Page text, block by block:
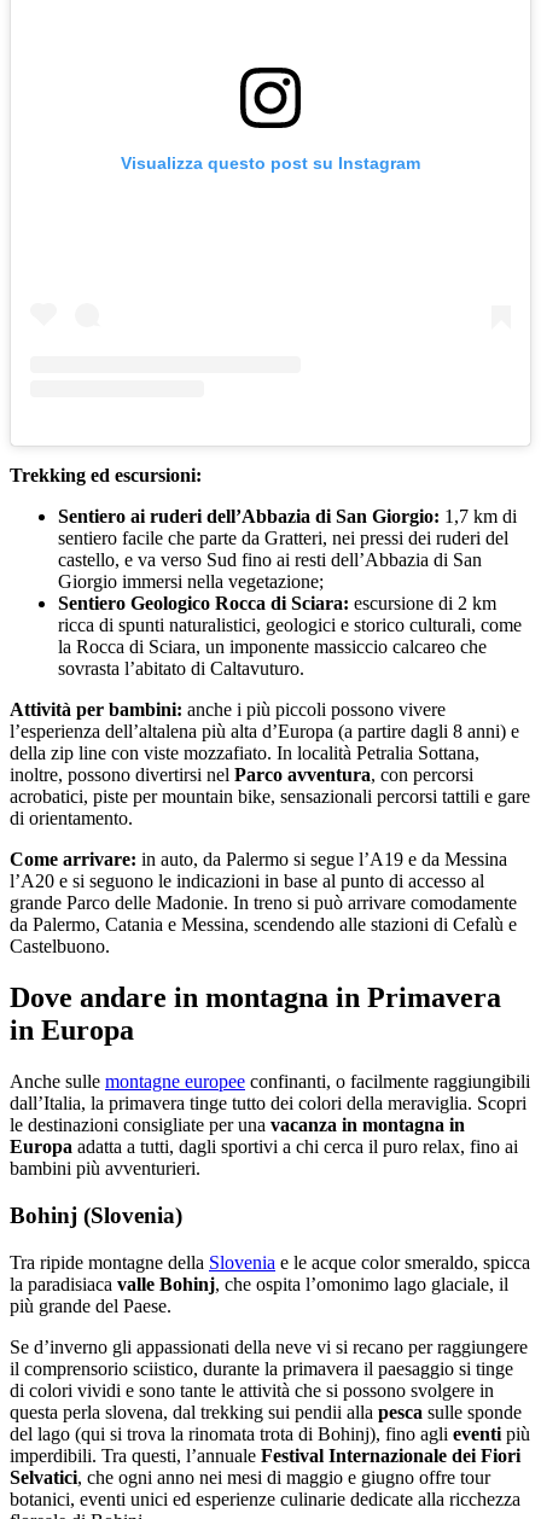
Visualizza questo post su Instagram
Trekking ed escursioni:
Sentiero ai ruderi dell’Abbazia di San Giorgio: 1,7 km di
sentiero facile che parte da Gratteri, nei pressi dei ruderi del
castello, e va verso Sud fino ai resti dell’Abbazia di San
Giorgio immersi nella vegetazione;
Sentiero Geologico Rocca di Sciara: escursione di 2 km
ricca di spunti naturalistici, geologici e storico culturali, come
la Rocca di Sciara, un imponente massiccio calcareo che
sovrasta l’abitato di Caltavuturo.
Attività per bambini: anche i più piccoli possono vivere
l’esperienza dell’altalena più alta d’Europa (a partire dagli 8 anni) e
della zip line con viste mozzafiato. In località Petralia Sottana,
inoltre, possono divertirsi nel Parco avventura, con percorsi
acrobatici, piste per mountain bike, sensazionali percorsi tattili e gare
di orientamento.
Come arrivare: in auto, da Palermo si segue l’A19 e da Messina
l’A20 e si seguono le indicazioni in base al punto di accesso al
grande Parco delle Madonie. In treno si può arrivare comodamente
da Palermo, Catania e Messina, scendendo alle stazioni di Cefalù e
Castelbuono.
Dove andare in montagna in Primavera
in Europa
Anche sulle montagne europee confinanti, o facilmente raggiungibili
dall’Italia, la primavera tinge tutto dei colori della meraviglia. Scopri
le destinazioni consigliate per una vacanza in montagna in
Europa adatta a tutti, dagli sportivi a chi cerca il puro relax, fino ai
bambini più avventurieri.
Bohinj (Slovenia)
Tra ripide montagne della Slovenia e le acque color smeraldo, spicca
la paradisiaca valle Bohinj, che ospita l’omonimo lago glaciale, il
più grande del Paese.
Se d’inverno gli appassionati della neve vi si recano per raggiungere
il comprensorio sciistico, durante la primavera il paesaggio si tinge
di colori vividi e sono tante le attività che si possono svolgere in
questa perla slovena, dal trekking sui pendii alla pesca sulle sponde
del lago (qui si trova la rinomata trota di Bohinj), fino agli eventi più
imperdibili. Tra questi, l’annuale Festival Internazionale dei Fiori
Selvatici, che ogni anno nei mesi di maggio e giugno offre tour
botanici, eventi unici ed esperienze culinarie dedicate alla ricchezza